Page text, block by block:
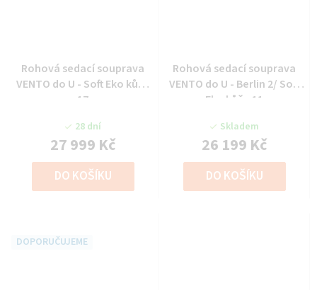
Rohová sedací souprava
VENTO do U - Soft Eko kůže
17
28 dní
27 999 Kč
DO KOŠÍKU
Rohová sedací souprava
VENTO do U - Berlin 2/ Soft
Eko kůže 11
Skladem
26 199 Kč
DO KOŠÍKU
DOPORUČUJEME